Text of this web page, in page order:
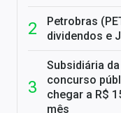
Petrobras
dividendos e
Subsidiária
concurso
chegar a R$
mês